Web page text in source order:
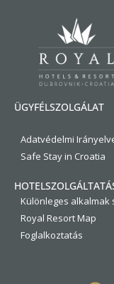
ÜGYFÉLSZOLGÁLAT
Adatvédelmi
Safe Stay in Croatia
Különleges alkalmak
Royal Resort Map
Foglalkoztatás